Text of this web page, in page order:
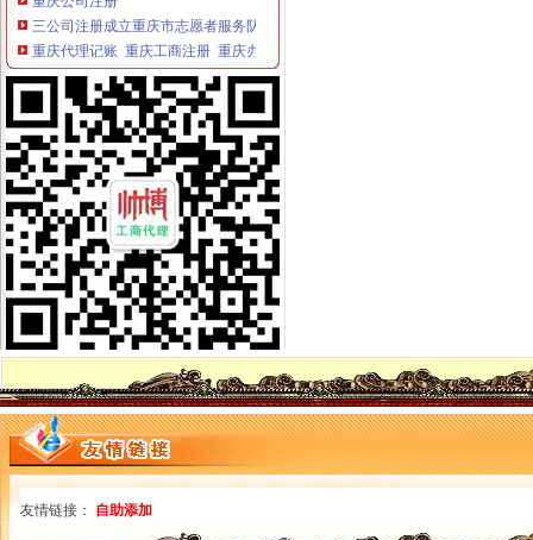
三公司注册成立重庆市志愿者服务队
重庆代理记账_重庆工商注册_重庆办理资质_代办_企业服务_八戒财税
渝中区公司注销
重庆公司注册/变更注销/代理记账/商标注册/网站建设/一站式企业服务管
韦某某滥用职权罪、受贿罪案——多因一果,如何追究刑事责任_著名
渝中区开公司
交广原创新闻：13年前的渝中区“老楼”本周开装新电梯_搜狐历史_
渝中区开电玩城要多少钱
渝中区办执照
商贩在旺内加入福尔马林两年卖700余吨|闲谈天地-虹桥门户网论坛
要开汽车维修店在重庆哪可以办营业执照,开修车店要些什么证件？-
渝中区代办工商执照
武清区工商注册_武清区代理工商注册_武清区代办营业执照
郑州注册公司|郑州中原区工商注册代理|郑州高新区营业执照代办|郑州
渝中区代办执照
重庆广电移动电视有限责任公司2017年度移动电视行业广告代理项目
商务服务企业页|商务服务企业名录第35页--企业链页
渝中区代办营业执照
【北京分类信息】北京免费发布信息网-北京58同城
重庆市国土资源和房屋管理局关于试行房地产中介代理代办示范合同的
渝中区工商登记
友情链接： 自助添加